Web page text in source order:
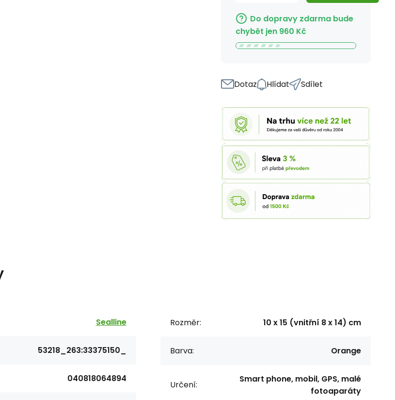
Do dopravy zdarma bude
chybět jen 960 Kč
Dotaz Hlídat Sdílet
Sealline
53218_263:33375150_
040818064894
Rozměr: 10 x 15 (vnitřní 8 x 14) cm
Barva: Orange
Určení:
Smart phone, mobil, GPS, malé
fotoaparáty